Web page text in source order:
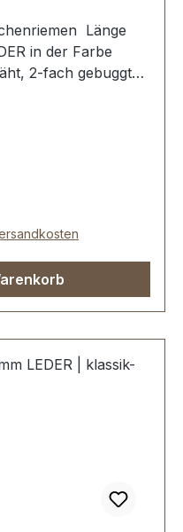
Länge
2-fach gebuggt